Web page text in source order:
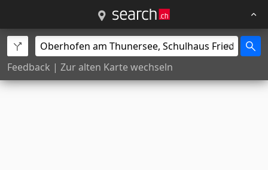
Feedback | Zur alten Karte wechseln